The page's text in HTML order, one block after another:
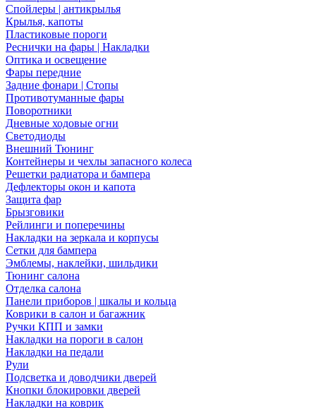
Спойлеры | антикрылья
Крылья, капоты
Пластиковые пороги
Реснички на фары | Накладки
Оптика и освещение
Фары передние
Задние фонари | Стопы
Противотуманные фары
Поворотники
Дневные ходовые огни
Светодиоды
Внешний Тюнинг
Контейнеры и чехлы запасного колеса
Решетки радиатора и бампера
Дефлекторы окон и капота
Защита фар
Брызговики
Рейлинги и поперечины
Накладки на зеркала и корпусы
Сетки для бампера
Эмблемы, наклейки, шильдики
Тюнинг салона
Отделка салона
Панели приборов | шкалы и кольца
Коврики в салон и багажник
Ручки КПП и замки
Накладки на пороги в салон
Накладки на педали
Рули
Подсветка и доводчики дверей
Кнопки блокировки дверей
Накладки на коврик